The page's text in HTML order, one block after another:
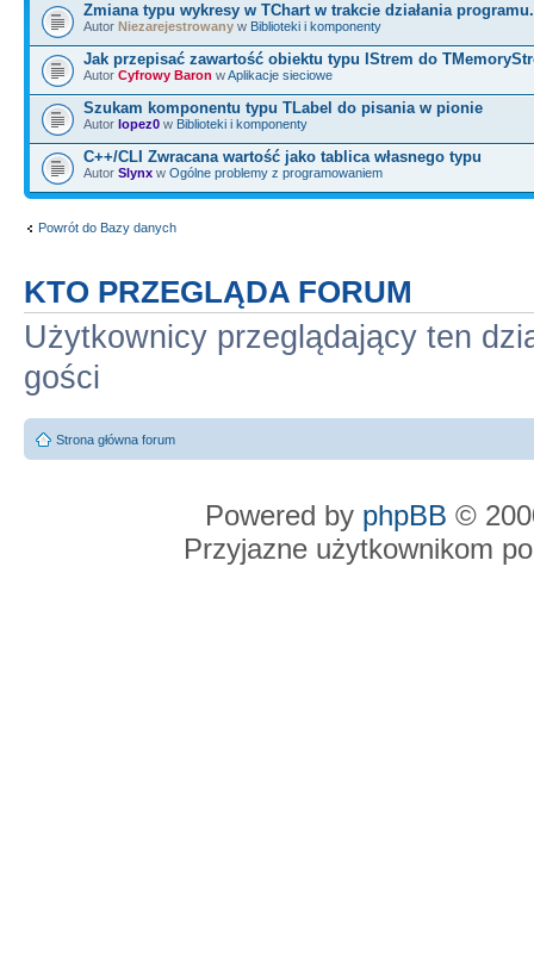
Zmiana typu wykresy w TChart w trakcie działania programu.
Autor Niezarejestrowany w Biblioteki i komponenty
Jak przepisać zawartość obiektu typu IStrem do
Autor Cyfrowy Baron wAplikacje sieciowe
Szukam komponentu typu TLabel do pisania w pionie
Autor lopez0 w Biblioteki i komponenty
C++/CLI Zwracana wartość jako tablica własnego typu
Autor Slynx w Ogólne problemy z programowaniem
Powrót do Bazy danych
KTO PRZEGLĄDA FORUM
Użytkownicy przeglądający ten
gości
Strona główna forum
Powered by phpBB ©
Przyjazne użytkownikom